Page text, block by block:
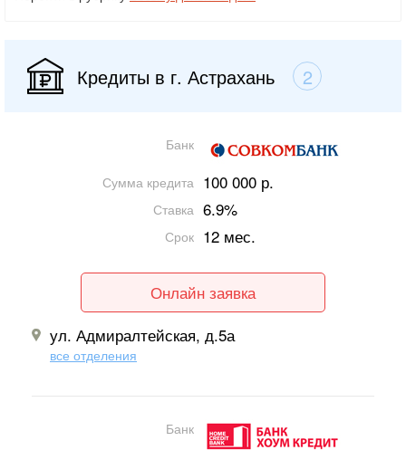
Кредиты в г. Астрахань 2
Банк
Сумма кредита 100 000 р.
Ставка 6.9%
Срок 12 мес.
Онлайн заявка
ул. Адмиралтейская, д.5а
все отделения
Банк